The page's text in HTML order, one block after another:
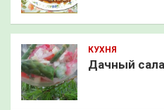
КУХНЯ
Дачный